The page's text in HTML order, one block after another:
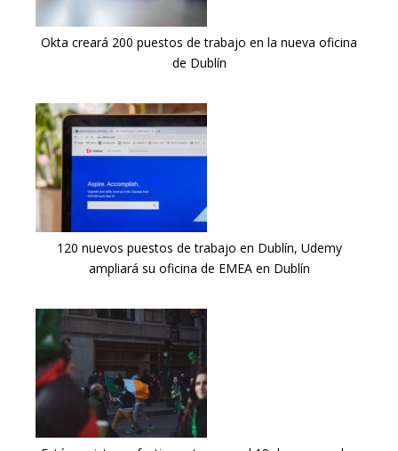
Okta creará 200 puestos de trabajo en la nueva oficina
de Dublín
120 nuevos puestos de trabajo en Dublín, Udemy
ampliará su oficina de EMEA en Dublín